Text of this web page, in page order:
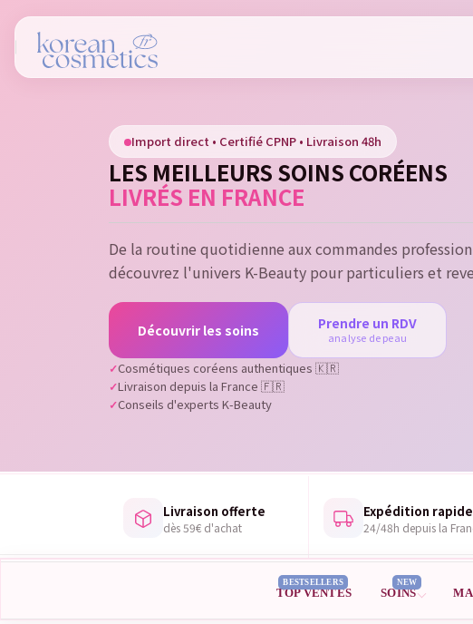
Import direct • Certifié CPNP • Livraison 48h
LES MEILLEURS SOINS CORÉENS
LIVRÉS EN FRANCE
De la routine quotidienne aux commandes
découvrez l'univers K-Beauty pour particuliers et
Découvrir les soins Prendre un RDV
analyse de peau
Cosmétiques coréens authentiques 🇰🇷
Livraison depuis la France 🇫🇷
Conseils d'experts K-Beauty
Livraison offerte
dès 59€ d'achat
Expédition rapide
24/48h depuis la
TOP VENTES
BESTSELLERS
SOINS
NEW
You need to